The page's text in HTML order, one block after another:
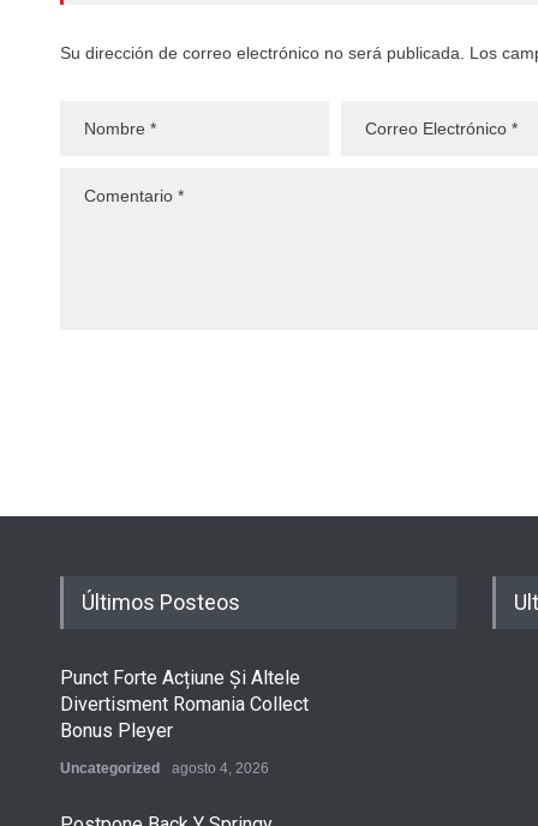
Su dirección de correo electrónico no será publicada. Los
Últimos Posteos
Punct Forte Acțiune Și Altele
Divertisment Romania Collect
Bonus Pleyer
Uncategorized agosto 4, 2026